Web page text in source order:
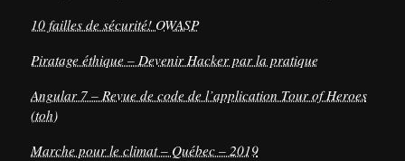
10 failles de sécurité! OWASP
Piratage éthique – Devenir Hacker par la pratique
Angular 7 – Revue de code de l’application Tour of Heroes
(toh)
Marche pour le climat – Québec – 2019